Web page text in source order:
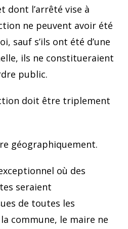
dont l’arrêté vise à
ne peuvent avoir été
sauf s’ils ont été d’une
ils ne constitueraient
public.
doit être triplement
géographiquement.
où des
seraient
de toutes les
commune, le maire ne